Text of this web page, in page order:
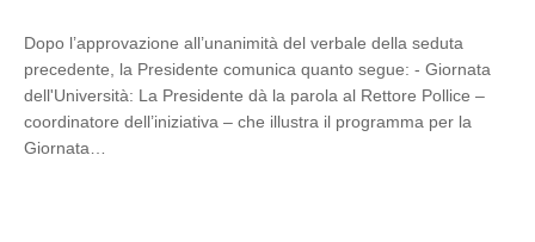
Dopo l’approvazione all’unanimità del verbale della seduta
precedente, la Presidente comunica quanto segue: - Giornata
dell'Università: La Presidente dà la parola al Rettore Pollice –
coordinatore dell’iniziativa – che illustra il programma per la
Giornata…